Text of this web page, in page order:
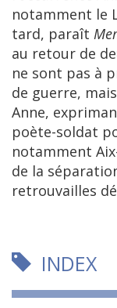
notamment le
tard, paraît
au retour de
ne sont pas à
de guerre,
Anne,
poète-soldat
notamment
de la
retrouvailles
INDEX